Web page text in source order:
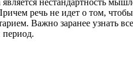
нестандартность
речь не идет о том, чтобы
Важно заранее узнать
период.